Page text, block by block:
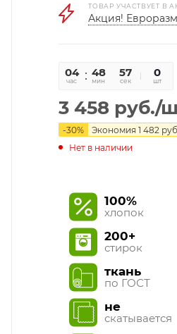
ТОВАР УЧАСТВУЕТ В
Акция!
04
час
48
мин
56
сек
0
шт
3 458 руб./
-30% Экономия 1 482
Нет в наличии
100%
хлопок
200+
стирок
ткань
по ГОСТ
не
скатывается